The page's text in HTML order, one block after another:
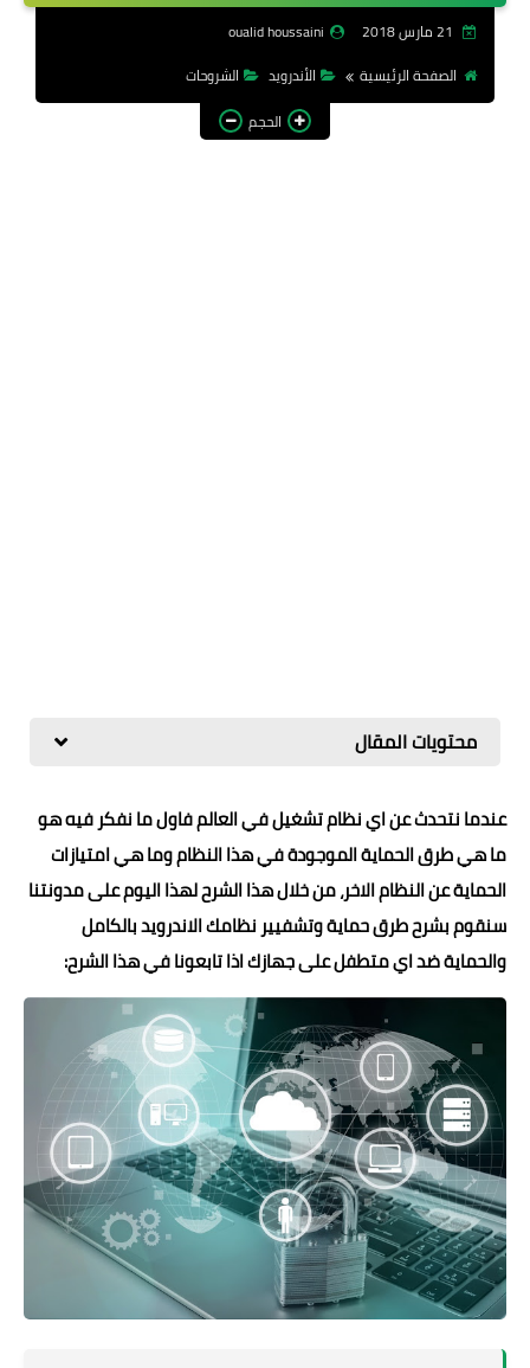
الشروحات
الويندوز
oualid houssaini
الصفحة الرئيسية
الأندرويد
الشروحات
الحجم
محتويات المقال
عندما نتحدث عن اي نظام تشغيل في العالم فاول ما نفكر فيه هو
ما هي طرق الحماية الموجودة في هذا النظام وما هي امتيازات
الحماية عن النظام الاخر، من خلال هذا الشرح لهذا اليوم على مدونتنا
سنقوم بشرح طرق حماية وتشفيير نظامك الاندرويد بالكامل
والحماية ضد اي متطفل على جهازك اذا تابعونا في هذا الشرح: